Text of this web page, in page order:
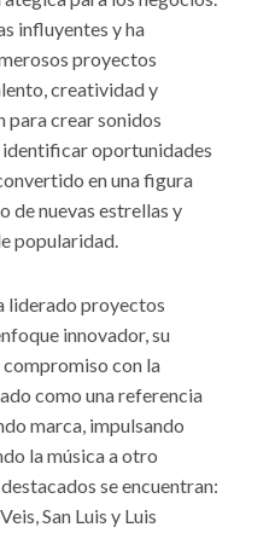
influyentes y ha
proyectos
creatividad y
para crear sonidos
identificar oportunidades
en una figura
de nuevas estrellas y
popularidad.
liderado proyectos
innovador, su
con la
como una referencia
marca, impulsando
la música a otro
se encuentran:
San Luis y Luis